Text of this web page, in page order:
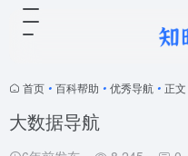
首页 • 百科帮助 • 优秀导航 • 正文
大数据导航